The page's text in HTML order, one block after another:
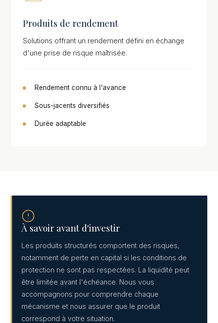
Produits de rendement
Solutions offrant un rendement défini en échange
d'une prise de risque maîtrisée.
Rendement connu à l'avance
Sous-jacents diversifiés
Durée adaptable
À savoir avant d'investir
Les produits structurés comportent des risques,
notamment de perte en capital si les conditions de
protection ne sont pas respectées. La liquidité peut
être limitée avant l'échéance. Nous vous
accompagnons pour comprendre chaque
mécanisme et nous assurer que le produit
correspond à votre situation.